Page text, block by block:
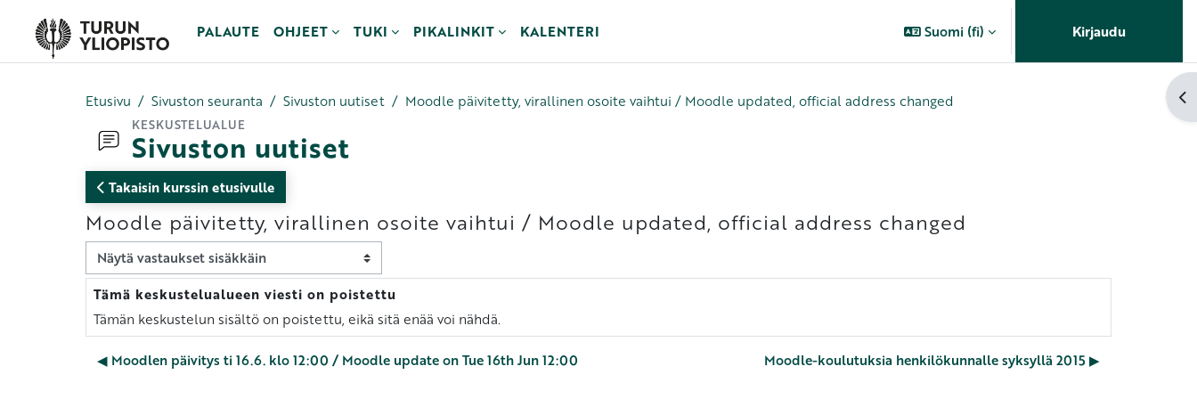
PALAUTE
OHJEET TUKI PIKALINKIT KALENTERI Suomi ‎(fi)‎ Kirjaudu
Etusivu Sivuston seuranta Sivuston uutiset Moodle päivitetty, virallinen osoite vaihtui / Moodle updated, official address changed
KESKUSTELUALUE
Sivuston uutiset
Takaisin kurssin etusivulle
Moodle päivitetty, virallinen osoite vaihtui / Moodle updated, official address changed
Näytön tila
Tämä keskustelualueen viesti on poistettu
Vastausten määrä: 0
Tämän keskustelun sisältö on poistettu, eikä sitä enää voi nähdä.
◀︎ Moodlen päivitys ti 16.6. klo 12:00 / Moodle update on Tue 16th Jun 12:00 Moodle-koulutuksia henkilökunnalle syksyllä 2015 ▶︎